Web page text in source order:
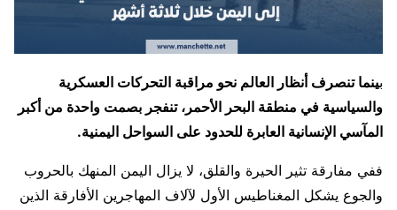
بينما تنصرف أنظار العالم نحو مراقبة التحركات العسكرية
والسياسية في منطقة البحر الأحمر، تنفجر بصمت واحدة من أكبر
المآسي الإنسانية العابرة للحدود على السواحل اليمنية.
ففي مفارقة تثير الحيرة والقلق، لا يزال اليمن المنهك بالحروب
والجوع يشكل المغناطيس الأول لآلاف المهاجرين الأفارقة الذين